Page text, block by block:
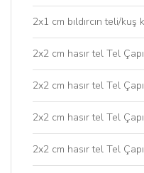
2x1 cm bıldırcın teli/
2x2 cm hasır tel Tel
2x2 cm hasır tel Tel
2x2 cm hasır tel Tel
2x2 cm hasır tel Tel